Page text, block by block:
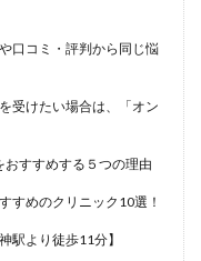
口コミ・評判から同じ悩
受けたい場合は、「オン
おすすめする５つの理由
すめのクリニック10選！
駅より徒歩11分】